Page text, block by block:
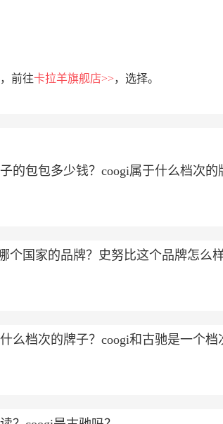
，前往卡拉羊旗舰店>>，选择。
的包包多少钱？coogi属于什么档次的
个国家的品牌？史努比这个品牌怎么样
么档次的牌子？coogi和古驰是一个档